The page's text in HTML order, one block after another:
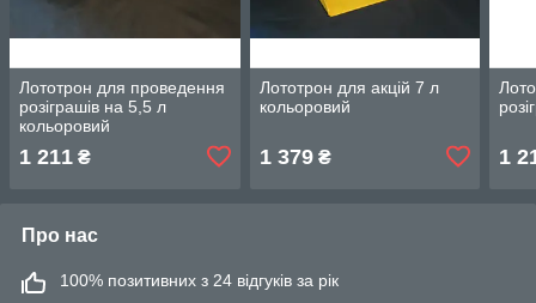
Лототрон для проведення
розіграшів на 5,5 л
кольоровий
1 211 ₴
Лототрон для акцій 7 л
кольоровий
1 379₴ 1
Про нас
100% позитивних з 24 відгуків за рік